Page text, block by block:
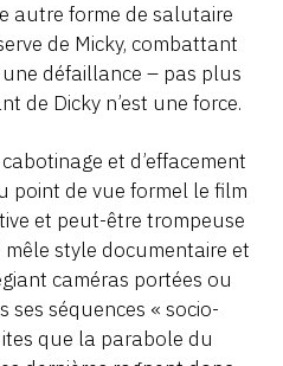
autre forme de salutaire
de Micky, combattant
défaillance – pas plus
de Dicky n’est une force.
et d’effacement
point de vue formel le film
et peut-être trompeuse
mêle style documentaire et
caméras portées ou
ses séquences « socio-
que la parabole du